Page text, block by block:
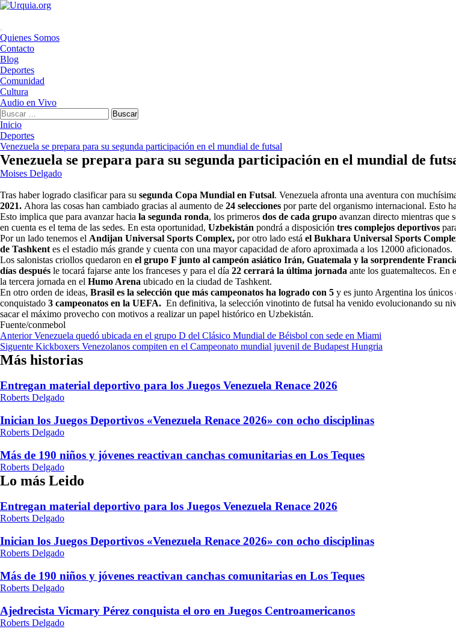
Saltar
Menú
principal
Quienes Somos
Contacto
Blog
Deportes
Comunidad
Cultura
Audio en Vivo
Buscar:
Inicio
Deportes
Venezuela se prepara para su segunda participación en el mundial de futsal
Venezuela se prepara para su segunda participación en el mundial de
Moises Delgado
Tras haber logrado clasificar para su segunda Copa Mundial en Futsal. Venezuela afronta una aventura con
2021. Ahora las cosas han cambiado gracias al aumento de 24 selecciones por parte del organismo internacional. Esto
Esto implica que para avanzar hacia la segunda ronda, los primeros dos de cada grupo avanzan directo mientras que
en cuenta es el tema de las sedes. En esta oportunidad, Uzbekistán pondrá a disposición tres complejos deportivos
Por un lado tenemos el Andijan Universal Sports Complex, por otro lado está el Bukhara Universal Sports
de Tashkent es el estadio más grande y cuenta con una mayor capacidad de aforo aproximada a los 12000 aficionados.
Los salonistas criollos quedaron en el grupo F junto al campeón asiático Irán, Guatemala y la sorprendente
días después le tocará fajarse ante los franceses y para el día 22 cerrará la última jornada ante los guatemaltecos. En
la tercera jornada en el Humo Arena ubicado en la ciudad de Tashkent.
En otro orden de ideas, Brasil es la selección que más campeonatos ha logrado con 5 y es junto Argentina los únicos
conquistado 3 campeonatos en la UEFA. En definitiva, la selección vinotinto de futsal ha venido evolucionando su
sacar el máximo provecho con motivos a realizar un papel histórico en Uzbekistán.
Fuente/conmebol
Navegación
de
entradas
AnteriorVenezuela quedó ubicada en el grupo D del Clásico Mundial de Béisbol con sede en Miami
Siguente Kickboxers Venezolanos compiten en el Campeonato mundial juvenil de Budapest Hungria
Más historias
Entregan material deportivo para los Juegos Venezuela Renace 2026
Roberts Delgado
Inician los Juegos Deportivos «Venezuela Renace 2026» con ocho disciplinas
Roberts Delgado
Más de 190 niños y jóvenes reactivan canchas comunitarias en Los Teques
Roberts Delgado
Lo más Leido
Entregan material deportivo para los Juegos Venezuela Renace 2026
Roberts Delgado
Inician los Juegos Deportivos «Venezuela Renace 2026» con ocho disciplinas
Roberts Delgado
Más de 190 niños y jóvenes reactivan canchas comunitarias en Los Teques
Roberts Delgado
Ajedrecista Vicmary Pérez conquista el oro en Juegos Centroamericanos
Roberts Delgado